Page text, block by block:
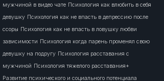
мужчиной в видео чате Психология как влюбить в себя
девушку Психология как не впасть в депрессию после
ссоры Психология как не впасть в ловушку любви
зависимости Психология когда парень променял свою
девушку на подругу Психология расставания с
мужчиной Психология тяжелого расставания+
Развитие психического и социального потенциала